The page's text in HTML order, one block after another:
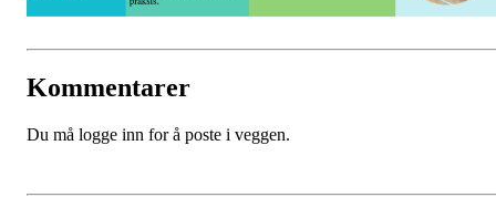
Kommentarer
Du må logge inn for å poste i veggen.